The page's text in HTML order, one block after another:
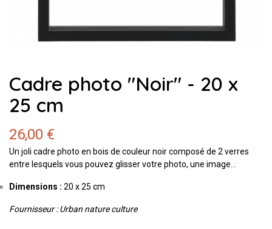
Cadre photo "Noir" - 20 x
25 cm
26,00 €
Un joli cadre photo en bois de couleur noir composé de 2 verres
entre lesquels vous pouvez glisser votre photo, une image...
Dimensions : 20 x 25 cm
Fournisseur : Urban nature culture